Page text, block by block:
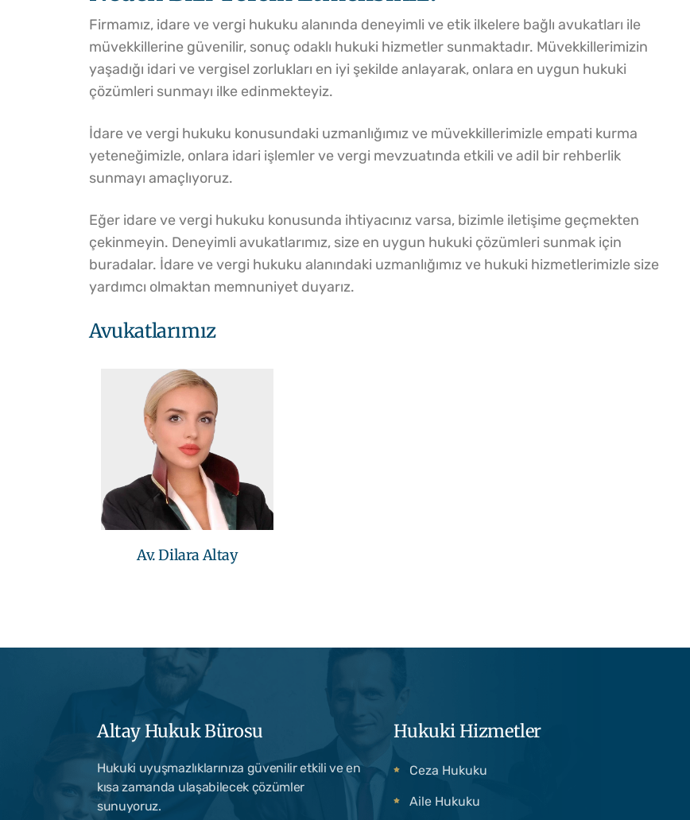
Firmamız, idare ve vergi hukuku alanında deneyimli ve etik ilkelere bağlı avukatları ile
müvekkillerine güvenilir, sonuç odaklı hukuki hizmetler sunmaktadır. Müvekkillerimizin
yaşadığı idari ve vergisel zorlukları en iyi şekilde anlayarak, onlara en uygun hukuki
çözümleri sunmayı ilke edinmekteyiz.
İdare ve vergi hukuku konusundaki uzmanlığımız ve müvekkillerimizle empati kurma
yeteneğimizle, onlara idari işlemler ve vergi mevzuatında etkili ve adil bir rehberlik
sunmayı amaçlıyoruz.
Eğer idare ve vergi hukuku konusunda ihtiyacınız varsa, bizimle iletişime geçmekten
çekinmeyin. Deneyimli avukatlarımız, size en uygun hukuki çözümleri sunmak için
buradalar. İdare ve vergi hukuku alanındaki uzmanlığımız ve hukuki hizmetlerimizle size
yardımcı olmaktan memnuniyet duyarız.
Avukatlarımız
Av. Dilara Altay
Altay Hukuk Bürosu
Hukuki uyuşmazlıklarınıza güvenilir etkili ve en
kısa zamanda ulaşabilecek çözümler
sunuyoruz.
Hukuki Hizmetler
Ceza Hukuku
Aile Hukuku